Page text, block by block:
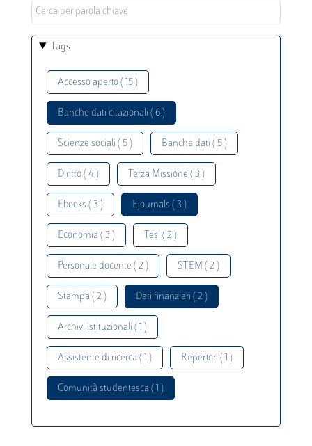
Tags
Accesso aperto ( 15 )
Banche dati citazionali ( 6 )
Scienze sociali ( 5 ) Banche dati ( 5 )
Diritto ( 4 ) Terza Missione ( 3 )
Ebooks ( 3 ) Ejournals ( 3 )
Economia ( 3 ) Tesi ( 2 )
Personale docente ( 2 ) STEM ( 2 )
Stampa ( 2 ) Dati finanziari ( 2 )
Archivi istituzionali ( 1 )
Assistente di ricerca ( 1 ) Repertori ( 1 )
Comunità studentesca ( 1 )